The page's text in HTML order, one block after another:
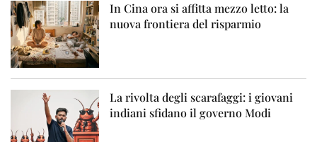
In Cina ora si affitta mezzo letto: la
nuova frontiera del risparmio
La rivolta degli scarafaggi: i giovani
indiani sfidano il governo Modi